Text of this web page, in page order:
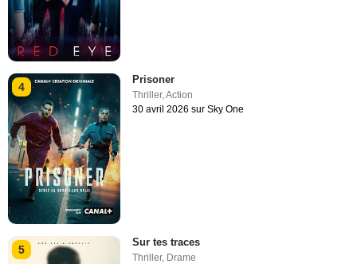
4
Prisoner
Thriller,Action
30 avril 2026 sur Sky One
5
Sur tes traces
Thriller, Drame